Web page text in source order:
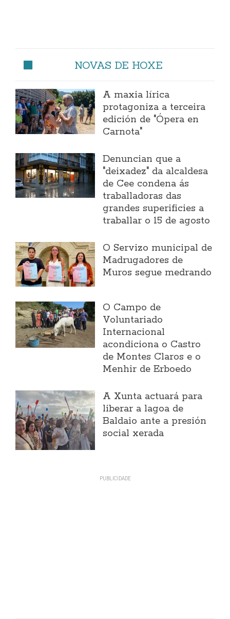
NOVAS DE HOXE
A maxia lírica
protagoniza a terceira
edición de "Ópera en
Carnota"
Denuncian que a
"deixadez" da alcaldesa
de Cee condena ás
traballadoras das
grandes superificies a
traballar o 15 de agosto
O Servizo municipal de
Madrugadores de
Muros segue medrando
O Campo de
Voluntariado
Internacional
acondiciona o Castro
de Montes Claros e o
Menhir de Erboedo
A Xunta actuará para
liberar a lagoa de
Baldaio ante a presión
social xerada